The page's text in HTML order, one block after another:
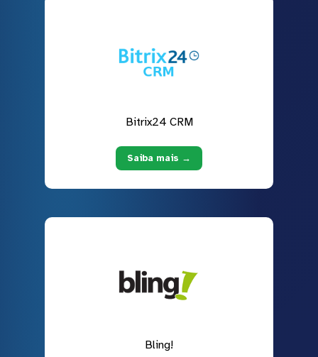
Bitrix24 CRM
Saiba mais →
Bling!